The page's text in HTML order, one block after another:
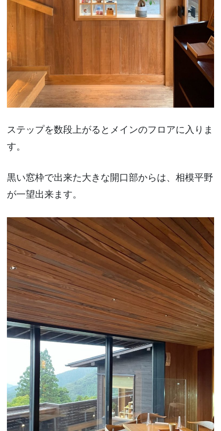
ステップを数段上がるとメインのフロアに入りま
す。
黒い窓枠で出来た大きな開口部からは、相模平野
が一望出来ます。